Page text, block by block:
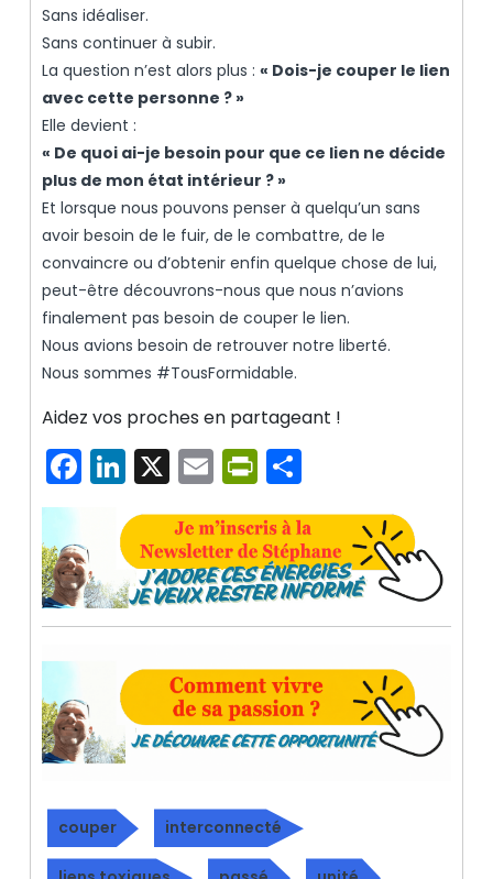
Sans idéaliser.
Sans continuer à subir.
La question n’est alors plus : « Dois-je couper le lien
avec cette personne ? »
Elle devient :
« De quoi ai-je besoin pour que ce lien ne décide
plus de mon état intérieur ? »
Et lorsque nous pouvons penser à quelqu’un sans
avoir besoin de le fuir, de le combattre, de le
convaincre ou d’obtenir enfin quelque chose de lui,
peut-être découvrons-nous que nous n’avions
finalement pas besoin de couper le lien.
Nous avions besoin de retrouver notre liberté.
Nous sommes #TousFormidable.
Aidez vos proches en partageant !
Facebook
LinkedIn
X EmailPrintFriendly
couper interconnecté